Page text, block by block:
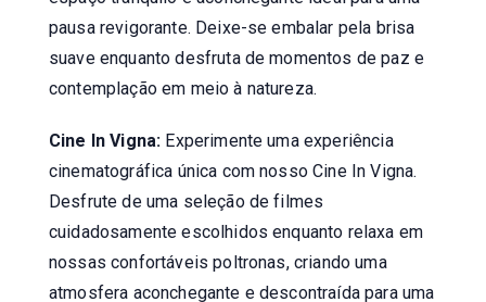
pausa revigorante. Deixe-se embalar pela brisa
suave enquanto desfruta de momentos de paz e
contemplação em meio à natureza.
Cine In Vigna: Experimente uma experiência
cinematográfica única com nosso Cine In Vigna.
Desfrute de uma seleção de filmes
cuidadosamente escolhidos enquanto relaxa em
nossas confortáveis poltronas, criando uma
atmosfera aconchegante e descontraída para uma